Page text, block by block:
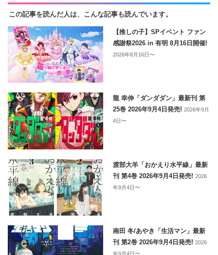
この記事を読んだ人は、こんな記事も読んでいます。
【推しの子】SPイベント ファン
感謝祭2026 in 有明 8月16日開催!
2026年8月16日〜
龍 幸伸「ダンダダン」最新刊 第
25巻 2026年9月4日発売!2026年9月
4日〜
渡部大羊「おかえり水平線」最新
刊 第4巻 2026年9月4日発売!2026
年9月4日〜
南田 冬/あやき「生活マン」最新
刊 第2巻 2026年9月4日発売!2026
年9月4日〜